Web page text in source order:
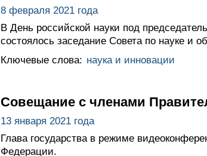
8 февраля 2021 года
В День российской науки под
состоялось заседание Совета по науке и
Ключевые слова: наука и инновации
Совещание с членами
13 января 2021 года
Глава государства в режиме
Федерации.